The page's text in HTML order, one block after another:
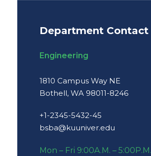
Department
Engineering
1810 Campus Way NE
Bothell, WA 98011-8246
+1-2345-5432-45
bsba@kuuniver.edu
Mon – Fri 9:00A.M. – 5:00P.M.